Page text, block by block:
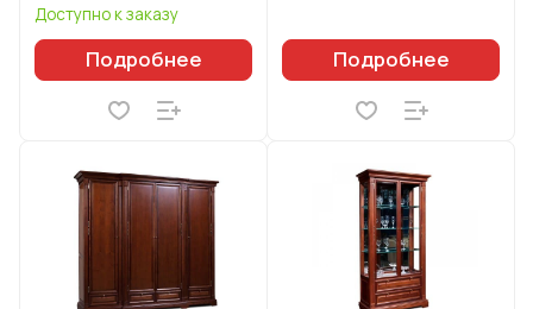
Доступно к заказу
Подробнее Подробнее